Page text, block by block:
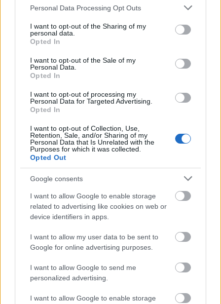
Please note that this website/app uses one or more Google
not limited to your visit or usage behaviour. You may click to
grant or deny consent to Google and its third-party tags to
use your data for below specified purposes in below Google
consent section.
Personal Data Processing Opt Outs
I want to opt-out of the Sharing of my
personal data.
Opted In
I want to opt-out of the Sale of my
Personal Data.
Opted In
I want to opt-out of processing my
Personal Data for Targeted Advertising.
Opted In
I want to opt-out of Collection, Use,
Retention, Sale, and/or Sharing of my
Personal Data that Is Unrelated with the
Purposes for which it was collected.
Opted Out
Google consents
I want to allow Google to enable storage
related to advertising like cookies on web or
device identifiers in apps.
I want to allow my user data to be sent to
Google for online advertising purposes.
I want to allow Google to send me
personalized advertising.
I want to allow Google to enable storage
Szőlőlevelekben grillezett,
fűszervajas csirkemellek
Húsimádó•2016. szeptember 22.
Minden ősszel becsípődik nekem ez a technika,
vagyis hogy szőlőlevekben süssek húsokat - így idén
az udvarunkon nagyon szép és egészséges kordonos
szőlőnk van, amit mi ültettünk Eszterrel még annó,
Kapirgálós csirke grillezése